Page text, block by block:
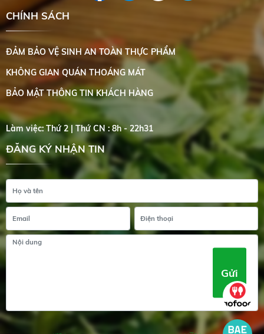
CHÍNH SÁCH
ĐẢM BẢO VỆ SINH AN TOÀN THỰC PHẨM
KHÔNG GIAN QUÁN THOÁNG MÁT
BẢO MẬT THÔNG TIN KHÁCH HÀNG
Làm việc: Thứ 2 | Thứ CN : 8h - 22h31
ĐĂNG KÝ NHẬN TIN